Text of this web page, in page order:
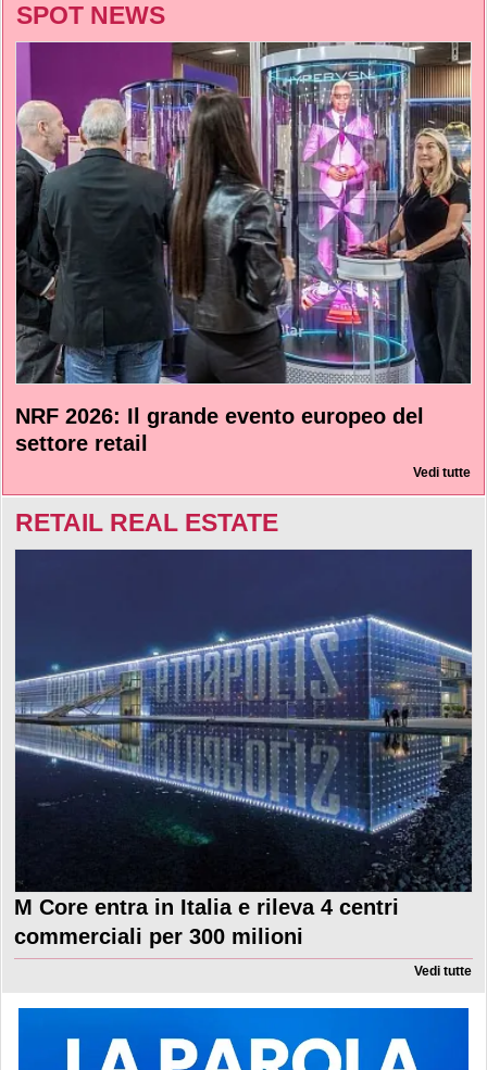
SPOT NEWS
NRF 2026: Il grande evento europeo del
settore retail
Vedi tutte
RETAIL REAL ESTATE
M Core entra in Italia e rileva 4 centri
commerciali per 300 milioni
Vedi tutte